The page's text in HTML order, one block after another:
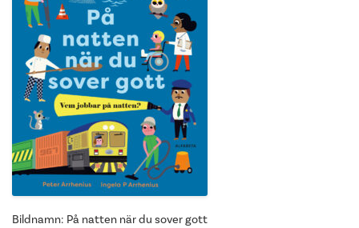
Bildnamn: På natten när du sover gott